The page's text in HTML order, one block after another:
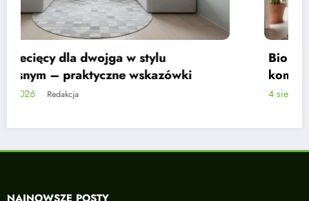
Biokominek we wnętrzu w kolorach ziemi –
kompletny przewodnik
4 sierpnia, 2026
NAJNOWSZE POSTY